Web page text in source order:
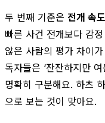
두 번째 기준은 전개 속도
빠른 사건 전개보다 감
않은 사람의 평가 차이
독자들은 ‘잔잔하지만
명확히 구분해요. 하츠
으로 보는 것이 맞아요.